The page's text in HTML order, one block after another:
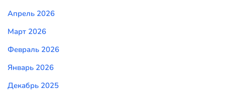
Апрель 2026
Март 2026
Февраль 2026
Январь 2026
Декабрь 2025